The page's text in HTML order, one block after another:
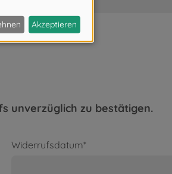
unverzüglich zu bestätigen.
Widerrufsdatum*